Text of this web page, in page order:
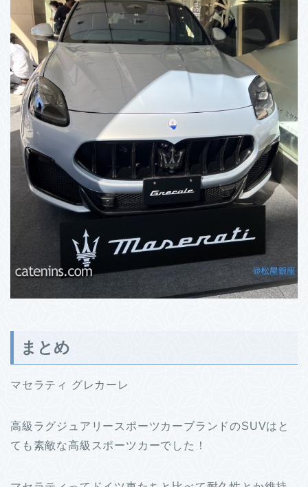
まとめ
マセラティ グレカーレ
高級ラグジュアリースポーツカーブランドのSUVはと
ても素敵な高級スポーツカーでした！